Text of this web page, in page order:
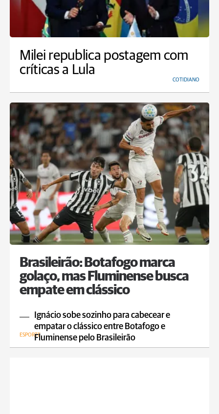
Milei republica postagem com
críticas a Lula
COTIDIANO
Brasileirão: Botafogo marca
golaço, mas Fluminense busca
empate em clássico
Ignácio sobe sozinho para cabecear e
empatar o clássico entre Botafogo e
Fluminense pelo Brasileirão
ESPORTE